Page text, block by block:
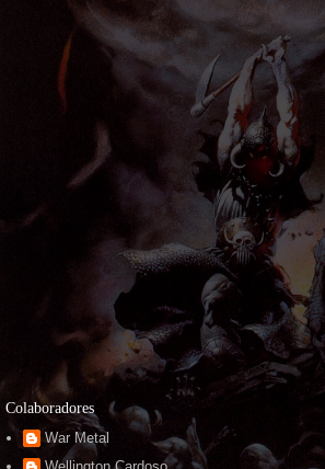
Colaboradores
War Metal